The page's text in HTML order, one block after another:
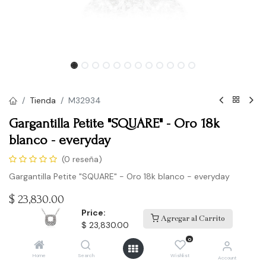
Price:
$ 23,830.00
Agregar al Carrito
Home Search
0
Wishlist Account
Tienda M32934
Gargantilla Petite "SQUARE" - Oro 18k
blanco - everyday
(0 reseña)
Gargantilla Petite "SQUARE" - Oro 18k blanco - everyday
$ 23,830.00
Comprar